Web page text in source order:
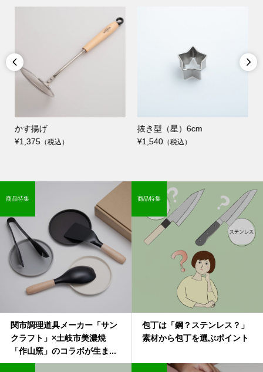

かす揚げ
¥1,375（税込）
抜き型（星）6cm
¥1,540（税込）

関市調理道具メーカー「サン
クラフト」×土岐市美濃焼
「作山窯」のコラボが生ま...
商品特集
包丁は「鋼？ステンレス？」
素材から包丁を選ぶポイント
商品特集